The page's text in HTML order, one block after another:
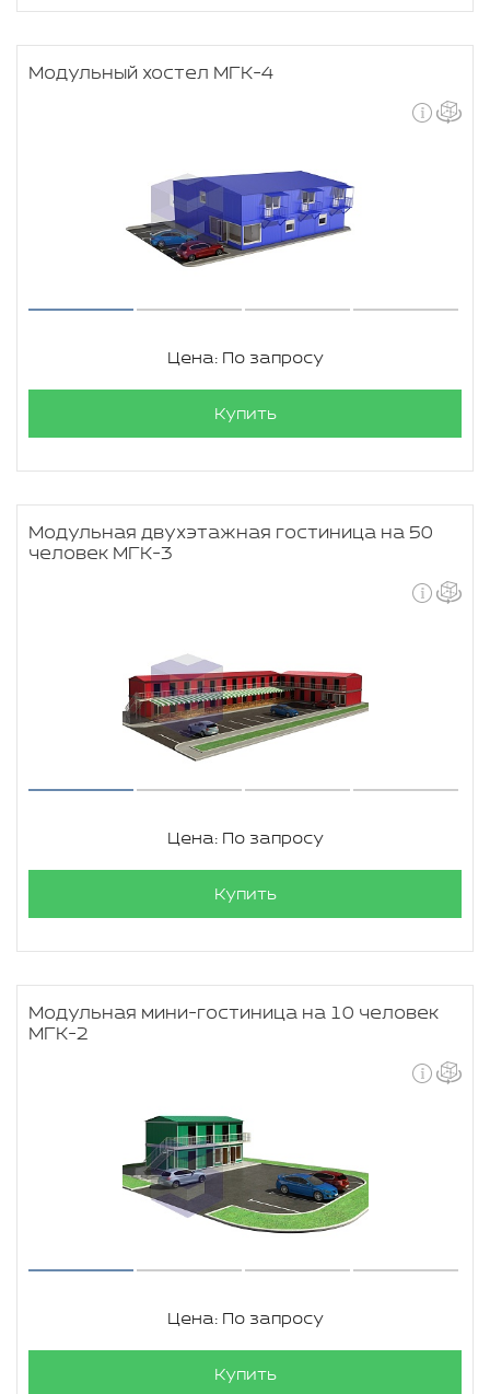
Модульный хостел МГК-4
Цена: По запросу
Купить
Модульная двухэтажная гостиница на 50
человек МГК-3
Цена: По запросу
Купить
Модульная мини-гостиница на 10 человек
МГК-2
Цена: По запросу
Купить